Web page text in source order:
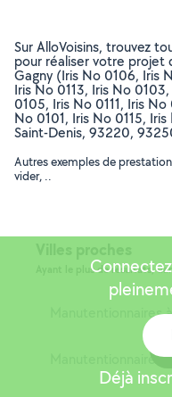
Sur AlloVoisins, trouvez
pour réaliser votre projet
Gagny (Iris No 0106, Iris
Iris No 0113, Iris No
0105, Iris No 0111, Iris
No 0101, Iris No 0115,
Saint-Denis, 93220,
Autres exemples de
vider, ..
Ayant le plus de résultats,
Manutentionnaires
Manutentionnaires
Déjà